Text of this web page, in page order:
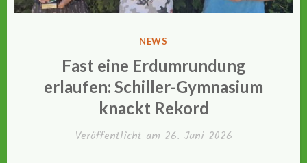
VERÖFFENTLICHT
NEWS
Fast eine Erdumrundung
erlaufen: Schiller-Gymnasium
knackt Rekord
Veröffentlicht am 26. Juni 2026